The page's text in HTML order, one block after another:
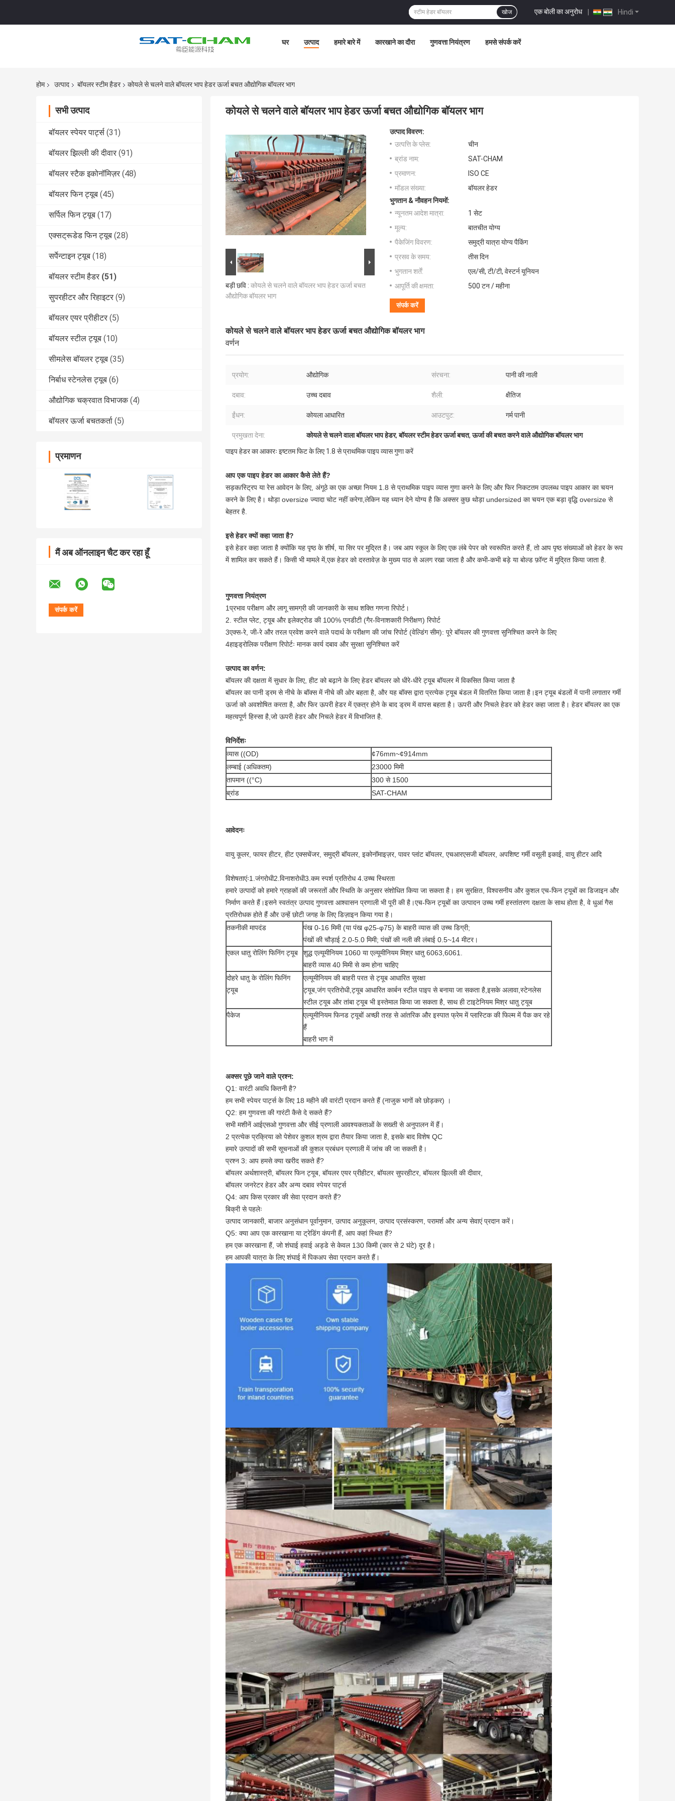
Hindi
एक बोली का अनुरोध |
खोज
घर उत्पाद हमारे बारे में कारखाने का दौरा गुणवत्ता नियंत्रण हमसे संपर्क करें
होम उत्पाद बॉयलर स्टीम हैडर कोयले से चलने वाले बॉयलर भाप हेडर ऊर्जा बचत औद्योगिक बॉयलर भाग
सभी उत्पाद
बॉयलर स्पेयर पार्ट्स (31)
बॉयलर झिल्ली की दीवार (91)
बॉयलर स्टैक इकोनॉमिज़र (48)
बॉयलर फिन ट्यूब (45)
सर्पिल फिन ट्यूब (17)
एक्सट्रूडेड फिन ट्यूब (28)
सर्पेन्टाइन ट्यूब (18)
बॉयलर स्टीम हैडर (51)
सुपरहीटर और रिहाइटर (9)
बॉयलर एयर प्रीहीटर (5)
बॉयलर स्टील ट्यूब (10)
सीमलेस बॉयलर ट्यूब (35)
निर्बाध स्टेनलेस ट्यूब (6)
औद्योगिक चक्रवात विभाजक (4)
बॉयलर ऊर्जा बचतकर्ता (5)
प्रमाणन
मैं अब ऑनलाइन चैट कर रहा हूँ
कोयले से चलने वाले बॉयलर भाप हेडर ऊर्जा बचत औद्योगिक बॉयलर भाग
बड़ी छवि : कोयले से चलने वाले बॉयलर भाप हेडर ऊर्जा बचत
औद्योगिक बॉयलर भाग
उत्पाद विवरण:
उत्पत्ति के प्लेस:
चीन
ब्रांड नाम:
SAT-CHAM
प्रमाणन:
ISO CE
मॉडल संख्या:
बॉयलर हेडर
भुगतान & नौवहन नियमों:
न्यूनतम आदेश मात्रा:
1 सेट
मूल्य:
बातचीत योग्य
पैकेजिंग विवरण:
समुद्री यात्रा योग्य पैकिंग
प्रसव के समय:
तीस दिन
भुगतान शर्तें:
एल/सी, टी/टी, वेस्टर्न यूनियन
आपूर्ति की क्षमता:
500 टन / महीना
संपर्क करें
कोयले से चलने वाले बॉयलर भाप हेडर ऊर्जा बचत औद्योगिक बॉयलर भाग
वर्णन
प्रयोग: औद्योगिक संरचना: पानी की नाली
दबाव: उच्च दबाव शैली: क्षैतिज
ईंधन: कोयला आधारित आउटपुट: गर्म पानी
प्रमुखता देना: कोयले से चलने वाला बॉयलर भाप हेडर,बॉयलर स्टीम हेडर ऊर्जा बचत,ऊर्जा की बचत करने वाले औद्योगिक बॉयलर भाग
पाइप हेडर का आकारः इष्टतम फिट के लिए 1.8 से प्राथमिक पाइप व्यास गुणा करें
आप एक पाइप हेडर का आकार कैसे लेते हैं?
सड़क/स्ट्रिप या रेस आवेदन के लिए, अंगूठे का एक अच्छा नियम 1.8 से प्राथमिक पाइप व्यास गुणा करने के लिए और फिर निकटतम उपलब्ध पाइप आकार का चयन
करने के लिए है। थोड़ा oversize ज्यादा चोट नहीं करेगा,लेकिन यह ध्यान देने योग्य है कि अक्सर कुछ थोड़ा undersized का चयन एक बड़ा वृद्धि oversize से
बेहतर है.
इसे हेडर क्यों कहा जाता है?
इसे हेडर कहा जाता है क्योंकि यह पृष्ठ के शीर्ष, या सिर पर मुद्रित है। जब आप स्कूल के लिए एक लंबे पेपर को स्वरूपित करते हैं, तो आप पृष्ठ संख्याओं को हेडर के रूप
में शामिल कर सकते हैं। किसी भी मामले में,एक हेडर को दस्तावेज़ के मुख्य पाठ से अलग रखा जाता है और कभी-कभी बड़े या बोल्ड फ़ॉन्ट में मुद्रित किया जाता है.
गुणवत्ता नियंत्रण
1प्रभाव परीक्षण और लागू सामग्री की जानकारी के साथ शक्ति गणना रिपोर्ट।
2. स्टील प्लेट, ट्यूब और इलेक्ट्रोड की 100% एनडीटी (गैर-विनाशकारी निरीक्षण) रिपोर्ट
3एक्स-रे, जी-रे और तरल प्रवेश करने वाले पदार्थ के परीक्षण की जांच रिपोर्ट (वेल्डिंग सीम): पूरे बॉयलर की गुणवत्ता सुनिश्चित करने के लिए
4हाइड्रोलिक परीक्षण रिपोर्टः मानक कार्य दबाव और सुरक्षा सुनिश्चित करें
उत्पाद का वर्णन:
बॉयलर की दक्षता में सुधार के लिए, हीट को बढ़ाने के लिए हेडर बॉयलर को धीरे-धीरे ट्यूब बॉयलर में विकसित किया जाता है
बॉयलर का पानी ड्रम से नीचे के बॉक्स में नीचे की ओर बहता है, और यह बॉक्स द्वारा प्रत्येक ट्यूब बंडल में वितरित किया जाता है।इन ट्यूब बंडलों में पानी लगातार गर्मी
ऊर्जा को अवशोषित करता है, और फिर ऊपरी हेडर में एकत्र होने के बाद ड्रम में वापस बहता है। ऊपरी और निचले हेडर को हेडर कहा जाता है। हेडर बॉयलर का एक
महत्वपूर्ण हिस्सा है,जो ऊपरी हेडर और निचले हेडर में विभाजित है.
विनिर्देशः
व्यास ((OD)
¢76mm~¢914mm
लम्बाई (अधिकतम)
23000 मिमी
तापमान ((°C)
300 से 1500
ब्रांड
SAT-CHAM
आवेदनः
वायु कूलर, फायर हीटर, हीट एक्सचेंजर, समुद्री बॉयलर, इकोनॉमाइज़र, पावर प्लांट बॉयलर, एचआरएसजी बॉयलर, अपशिष्ट गर्मी वसूली इकाई, वायु हीटर आदि
विशेषताएंः1.जंगरोधी2.विनाशरोधी3.कम स्पर्श प्रतिरोध 4.उच्च स्थिरता
हमारे उत्पादों को हमारे ग्राहकों की जरूरतों और स्थिति के अनुसार संशोधित किया जा सकता है। हम सुरक्षित, विश्वसनीय और कुशल एच-फिन ट्यूबों का डिजाइन और
निर्माण करते हैं।इसने स्वतंत्र उत्पाद गुणवत्ता आश्वासन प्रणाली भी पूरी की है।एच-फिन ट्यूबों का उत्पादन उच्च गर्मी हस्तांतरण दक्षता के साथ होता है, वे धुआं गैस
प्रतिरोधक होते हैं और उन्हें छोटी जगह के लिए डिज़ाइन किया गया है।
तकनीकी मापदंड
पंख 0-16 मिमी (या पंख φ25-φ75) के बाहरी व्यास की उच्च डिग्री;
पंखों की चौड़ाई 2.0-5.0 मिमी; पंखों की नली की लंबाई 0.5~14 मीटर।
एकल धातु रोलिंग फिनिंग ट्यूब
शुद्ध एल्यूमीनियम 1060 या एल्यूमीनियम मिश्र धातु 6063,6061.
बाहरी व्यास 40 मिमी से कम होना चाहिए
दोहरे धातु के रोलिंग फिनिंग
ट्यूब
एल्यूमीनियम की बाहरी परत से ट्यूब आधारित सुरक्षा
ट्यूब,जंग प्रतिरोधी,ट्यूब आधारित कार्बन स्टील पाइप से बनाया जा सकता है,इसके अलावा,स्टेनलेस
स्टील ट्यूब और तांबा ट्यूब भी इस्तेमाल किया जा सकता है, साथ ही टाइटेनियम मिश्र धातु ट्यूब
पैकेज
एल्यूमीनियम फिनड ट्यूबों अच्छी तरह से आंतरिक और इस्पात फ्रेम में प्लास्टिक की फिल्म में पैक कर रहे
हैं
बाहरी भाग में
अक्सर पूछे जाने वाले प्रश्न:
Q1: वारंटी अवधि कितनी है?
हम सभी स्पेयर पार्ट्स के लिए 18 महीने की वारंटी प्रदान करते हैं (नाजुक भागों को छोड़कर) ।
Q2: हम गुणवत्ता की गारंटी कैसे दे सकते हैं?
सभी मशीनें आईएसओ गुणवत्ता और सीई प्रणाली आवश्यकताओं के सख्ती से अनुपालन में हैं।
2 प्रत्येक प्रक्रिया को पेशेवर कुशल श्रम द्वारा तैयार किया जाता है, इसके बाद विशेष QC
हमारे उत्पादों की सभी सूचनाओं की कुशल प्रबंधन प्रणाली में जांच की जा सकती है।
प्रश्न 3: आप हमसे क्या खरीद सकते हैं?
बॉयलर अर्थशास्त्री, बॉयलर फिन ट्यूब, बॉयलर एयर प्रीहीटर, बॉयलर सुपरहीटर, बॉयलर झिल्ली की दीवार,
बॉयलर जनरेटर हेडर और अन्य दबाव स्पेयर पार्ट्स
Q4: आप किस प्रकार की सेवा प्रदान करते हैं?
बिक्री से पहलेः
उत्पाद जानकारी, बाजार अनुसंधान पूर्वानुमान, उत्पाद अनुकूलन, उत्पाद प्रसंस्करण, परामर्श और अन्य सेवाएं प्रदान करें।
Q5: क्या आप एक कारखाना या ट्रेडिंग कंपनी हैं, आप कहां स्थित हैं?
हम एक कारखाना हैं, जो शंघाई हवाई अड्डे से केवल 130 किमी (कार से 2 घंटे) दूर है।
हम आपकी यात्रा के लिए शंघाई में पिकअप सेवा प्रदान करते हैं।